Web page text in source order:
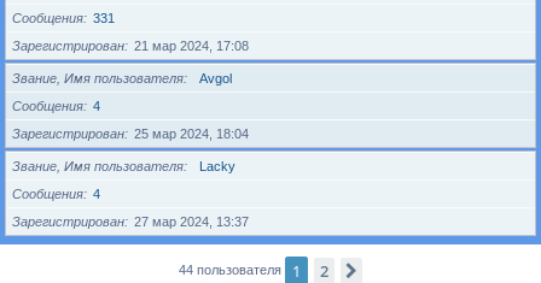
Сообщения
331
Зарегистрирован
21 мар 2024, 17:08
Звание, Имя пользователя
Avgol
Сообщения
4
Зарегистрирован
25 мар 2024, 18:04
Звание, Имя пользователя
Lacky
Сообщения
4
Зарегистрирован
27 мар 2024, 13:37
44 пользователя 1 2